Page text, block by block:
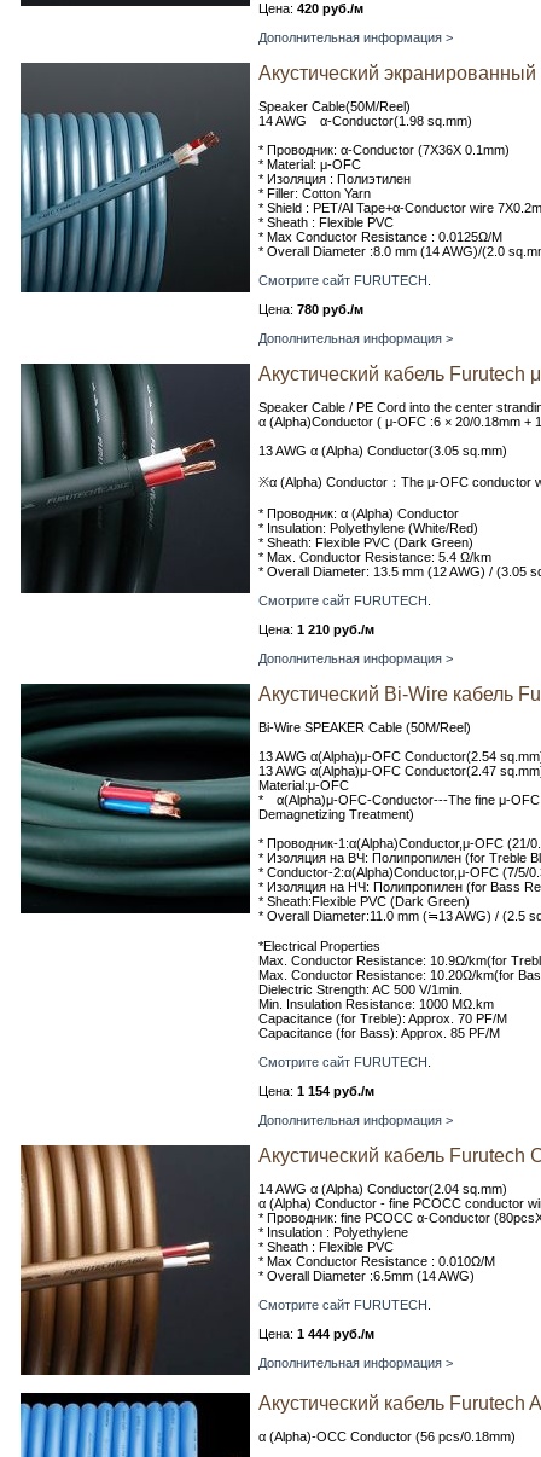
Цена: 420 руб./м
Дополнительная информация >
Акустический
Speaker Cable(50M/Reel)
14 AWG α-Conductor(1.98 sq.mm)
* Проводник: α-Conductor (7X36X 0.1mm)
* Material: μ-OFC
* Изоляция : Полиэтилен
* Filler: Cotton Yarn
* Shield : PET/Al Tape+α-Conductor wire
* Sheath : Flexible PVC
* Max Conductor Resistance : 0.0125Ω/M
* Overall Diameter :8.0 mm (14 AWG)/(2.0
Смотрите сайт FURUTECH
Цена: 780 руб./м
Дополнительная информация >
Акустический кабель Furutech
Speaker Cable / PE Cord into the center
α (Alpha)Conductor ( μ-OFC :6 × 20/0.18mm +
13 AWG α (Alpha) Conductor(3.05 sq.mm)
※α (Alpha) Conductor：The μ-OFC conductor
* Проводник: α (Alpha) Conductor
* Insulation: Polyethylene (White/Red)
* Sheath: Flexible PVC (Dark Green)
* Max. Conductor Resistance: 5.4 Ω/km
* Overall Diameter: 13.5 mm (12 AWG) / (3.05
Смотрите сайт FURUTECH
Цена: 1 210 руб./м
Дополнительная информация >
Акустический Bi-Wire кабель
Bi-Wire SPEAKER Cable (50M/Reel)
13 AWG α(Alpha)μ-OFC Conductor(2.54
13 AWG α(Alpha)μ-OFC Conductor(2.47
Material:μ-OFC
* α(Alpha)μ-OFC-Conductor---The fine μ-
Demagnetizing Treatment)
* Проводник-1:α(Alpha)Conductor,μ-OFC (21/
* Изоляция на ВЧ: Полипропилен (for Treble
* Conductor-2:α(Alpha)Conductor,μ-OFC (7/5/
* Изоляция на НЧ: Полипропилен (for Bass
* Sheath:Flexible PVC (Dark Green)
* Overall Diameter:11.0 mm (≒13 AWG) / (2.5
*Electrical Properties
Max. Conductor Resistance: 10.9Ω/km(for
Max. Conductor Resistance: 10.20Ω/km(for
Dielectric Strength: AC 500 V/1min.
Min. Insulation Resistance: 1000 MΩ.km
Capacitance (for Treble): Approx. 70 PF/M
Capacitance (for Bass): Approx. 85 PF/M
Смотрите сайт FURUTECH
Цена: 1 154 руб./м
Дополнительная информация >
Акустический кабель Furutech
14 AWG α (Alpha) Conductor(2.04 sq.mm)
α (Alpha) Conductor - fine PCOCC conductor
* Проводник: fine PCOCC α-Conductor
* Insulation : Polyethylene
* Sheath : Flexible PVC
* Max Conductor Resistance : 0.010Ω/M
* Overall Diameter :6.5mm (14 AWG)
Смотрите сайт FURUTECH
Цена: 1 444 руб./м
Дополнительная информация >
Акустический кабель Furutech
α (Alpha)-OCC Conductor (56 pcs/0.18mm)